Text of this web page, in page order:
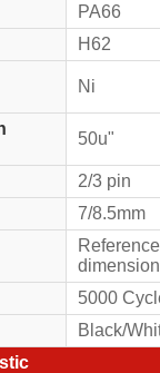
PA66
H62
Ni
50u"
2/3 pin
7/8.5mm
5000
Black/